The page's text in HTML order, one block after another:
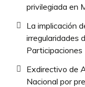
privilegiada en
La implicación
irregularidades
Participaciones
Exdirectivo de
Nacional por